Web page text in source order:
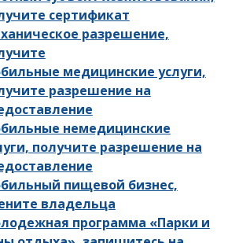
сертификат
разрешение,
медицинские услуги,
разрешение на
немедицинские
получите разрешение на
пищевой бизнес,
владельца
программа «Парки и